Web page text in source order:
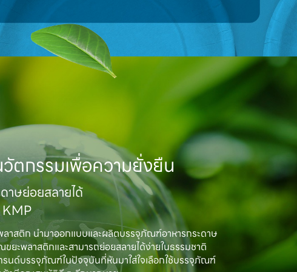
ตกรรมเพื่อความยั่งยืน
าษย่อยสลายได้
ลาสติก นำมาออกแบบและผลิตบรรจุภัณฑ์อาหารกระดาษ
ยะพลาสติกและสามารถย่อยสลายได้ง่ายในธรรมชาติ
นด์บรรจุภัณฑ์ในปัจจุบันที่หันมาใส่ใจเลือกใช้บรรจุภัณฑ์